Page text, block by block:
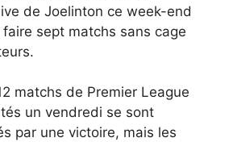
de Joelinton ce week-end
sept matchs sans cage
matchs de Premier League
un vendredi se sont
par une victoire, mais les